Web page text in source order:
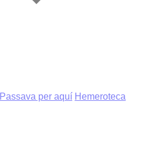
Passava per aquí Hemeroteca